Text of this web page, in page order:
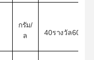
กรัม/
ล
40รางวัล60